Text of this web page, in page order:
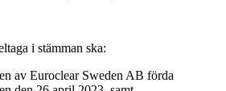
i stämman ska:
av Euroclear Sweden AB förda